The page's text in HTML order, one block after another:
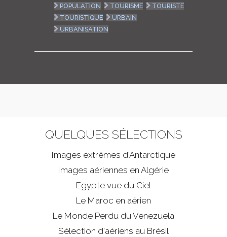
POPULATION
TOURISME
TOURISTE
TOURISTIQUE
URBAIN
URBANISATION
QUELQUES SÉLECTIONS
Images extrêmes d'Antarctique
Images aériennes en Algérie
Egypte vue du Ciel
Le Maroc en aérien
Le Monde Perdu du Venezuela
Sélection d'aériens au Brésil